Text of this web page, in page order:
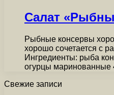
Салат
Рыбные консервы
хорошо сочетается с
Ингредиенты: рыба
огурцы маринованные
Свежие записи